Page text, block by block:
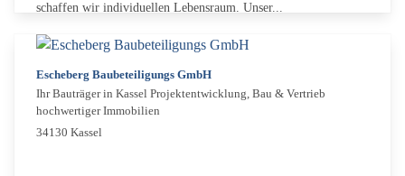
schaffen wir individuellen Lebensraum. Unser...
Escheberg Baubeteiligungs GmbH
Ihr Bauträger in Kassel Projektentwicklung, Bau & Vertrieb
hochwertiger Immobilien
34130 Kassel